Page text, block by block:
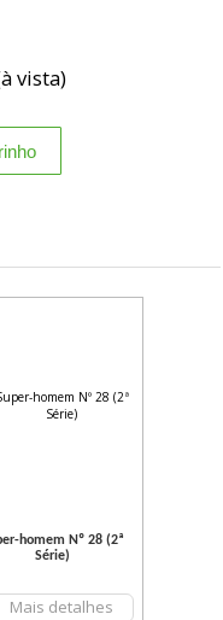
vista)
homem Nº 28 (2ª
Série)
Mais detalhes